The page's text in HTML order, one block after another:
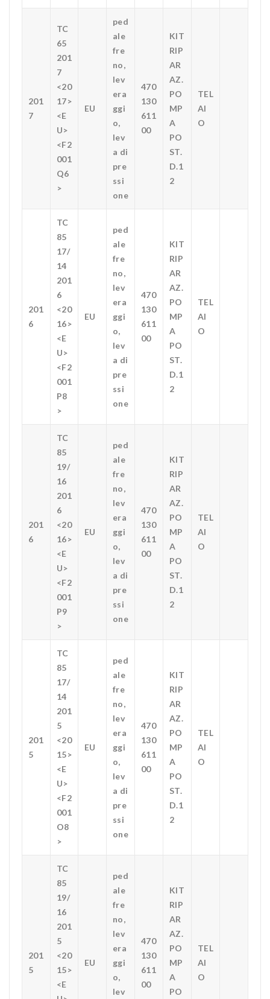
201
7
TC
65
201
7
<20
17>
<E
U>
<F2
001
Q6
>
EU
ped
ale
fre
no,
lev
era
ggi
o,
lev
a di
pre
ssi
one
470
130
611
00
KIT
RIP
AR
AZ.
PO
MP
A
PO
ST.
D.1
2
TEL
AI
O
201
6
TC
85
17/
14
201
6
<20
16>
<E
U>
<F2
001
P8
>
EU
ped
ale
fre
no,
lev
era
ggi
o,
lev
a di
pre
ssi
one
470
130
611
00
KIT
RIP
AR
AZ.
PO
MP
A
PO
ST.
D.1
2
TEL
AI
O
201
6
TC
85
19/
16
201
6
<20
16>
<E
U>
<F2
001
P9
>
EU
ped
ale
fre
no,
lev
era
ggi
o,
lev
a di
pre
ssi
one
470
130
611
00
KIT
RIP
AR
AZ.
PO
MP
A
PO
ST.
D.1
2
TEL
AI
O
201
5
TC
85
17/
14
201
5
<20
15>
<E
U>
<F2
001
O8
>
EU
ped
ale
fre
no,
lev
era
ggi
o,
lev
a di
pre
ssi
one
470
130
611
00
KIT
RIP
AR
AZ.
PO
MP
A
PO
ST.
D.1
2
TEL
AI
O
201
5
TC
85
19/
16
201
5
<20
15>
<E
EU
ped
ale
fre
no,
lev
era
ggi
o,
lev
470
130
611
00
KIT
RIP
AR
AZ.
PO
MP
A
PO
TEL
AI
O